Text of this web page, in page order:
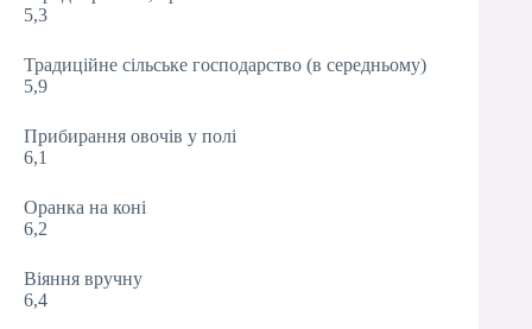
5,3
Традиційне сільське господарство (в середньому)
5,9
Прибирання овочів у полі
6,1
Оранка на коні
6,2
Віяння вручну
6,4